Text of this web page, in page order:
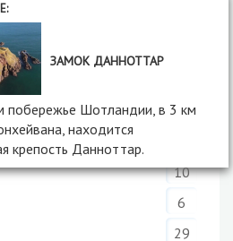
19
10
6
29
ЗАМОК ДАННОТТАР
побережье Шотландии, в 3 км
находится
крепость Данноттар.